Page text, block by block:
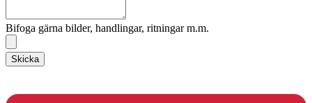
Bifoga gärna bilder, handlingar, ritningar m.m.
Skicka